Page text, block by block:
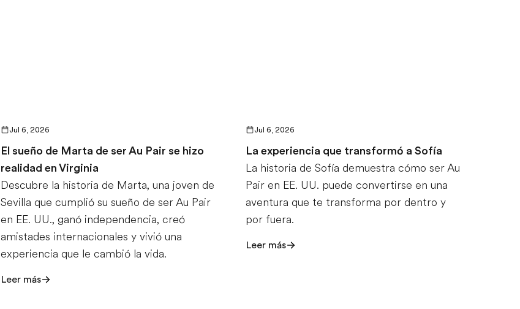
Jul 6, 2026
El sueño de Marta de ser Au Pair se hizo
realidad en Virginia
Descubre la historia de Marta, una joven de
Sevilla que cumplió su sueño de ser Au Pair
en EE. UU., ganó independencia, creó
amistades internacionales y vivió una
experiencia que le cambió la vida.
Leer más
Jul 6, 2026
La experiencia que transformó a Sofía
La historia de Sofía demuestra cómo ser Au
Pair en EE. UU. puede convertirse en una
aventura que te transforma por dentro y
por fuera.
Leer más